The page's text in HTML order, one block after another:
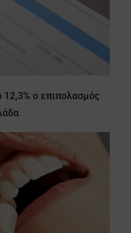
ο επιπολασμός